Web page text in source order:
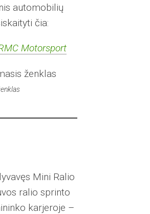
automobilių
čia:
Motorsport
Mini Ralio
ralio sprinto
karjeroje –